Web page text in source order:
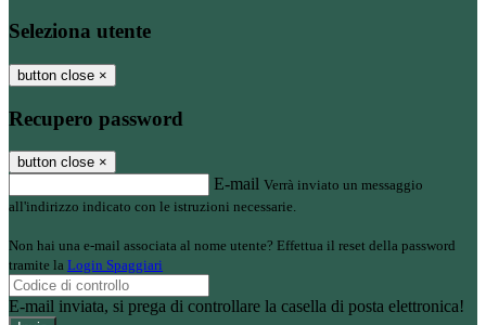
Seleziona utente
button close ×
Recupero password
button close ×
E-mail Verrà inviato un messaggio
all'indirizzo indicato con le istruzioni necessarie.
Non hai una e-mail associata al nome utente? Effettua il reset della password
tramite la Login Spaggiari
E-mail inviata, si prega di controllare la casella di posta elettronica!